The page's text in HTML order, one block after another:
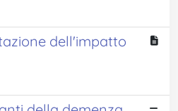
dell'impatto